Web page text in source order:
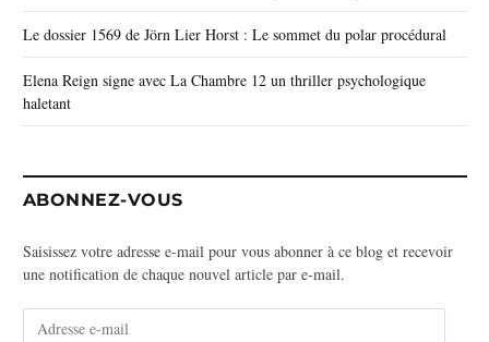
Le dossier 1569 de Jörn Lier Horst : Le sommet du polar procédural
Elena Reign signe avec La Chambre 12 un thriller psychologique
haletant
ABONNEZ-VOUS
Saisissez votre adresse e-mail pour vous abonner à ce blog et recevoir
une notification de chaque nouvel article par e-mail.